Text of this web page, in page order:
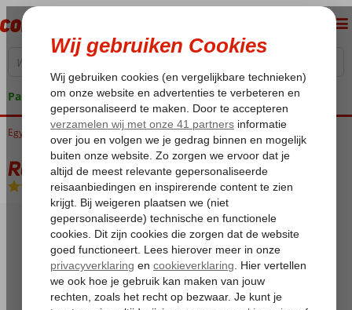
Pakketgarantie
Home
Egypte Rode Zee Sharm el Sheikh Nabq Bay Rehana Royal Prestige
Rehana Royal Prestige
Ultra All Inclusive-Hotel